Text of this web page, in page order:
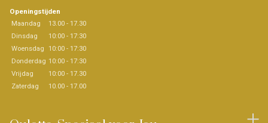
Openingstijden
Maandag
13.00 - 17.30
Dinsdag
10:00 - 17:30
Woensdag 10:00 - 17:30
Donderdag 10:00 - 17:30
Vrijdag
10:00 - 17.30
Zaterdag
10.00 - 17.00